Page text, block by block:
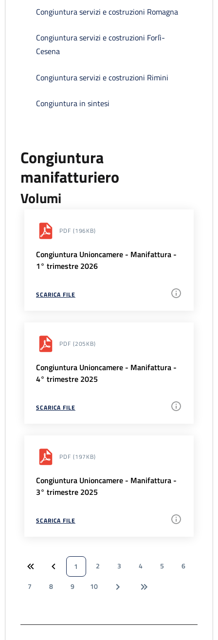
Congiuntura servizi e costruzioni Romagna
Congiuntura servizi e costruzioni Forlì-
Cesena
Congiuntura servizi e costruzioni Rimini
Congiuntura in sintesi
Congiuntura
manifatturiero
Volumi
PDF (196KB)
Congiuntura Unioncamere - Manifattura -
1° trimestre 2026
SCARICA FILE
PDF (205KB)
Congiuntura Unioncamere - Manifattura -
4° trimestre 2025
SCARICA FILE
PDF (197KB)
Congiuntura Unioncamere - Manifattura -
3° trimestre 2025
SCARICA FILE
1 2 3 4 5
6
7
8 9 10